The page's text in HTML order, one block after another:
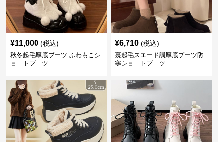
¥11,000 (税込)
秋冬起毛厚底ブーツ ふわもこシ
ョートブーツ
¥6,710 (税込)
裏起毛スエード調厚底ブーツ防
寒ショートブーツ